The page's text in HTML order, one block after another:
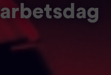
arbetsdag